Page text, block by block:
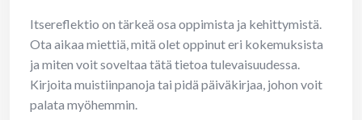
Itsereflektio on tärkeä osa oppimista ja kehittymistä.
Ota aikaa miettiä, mitä olet oppinut eri kokemuksista
ja miten voit soveltaa tätä tietoa tulevaisuudessa.
Kirjoita muistiinpanoja tai pidä päiväkirjaa, johon voit
palata myöhemmin.